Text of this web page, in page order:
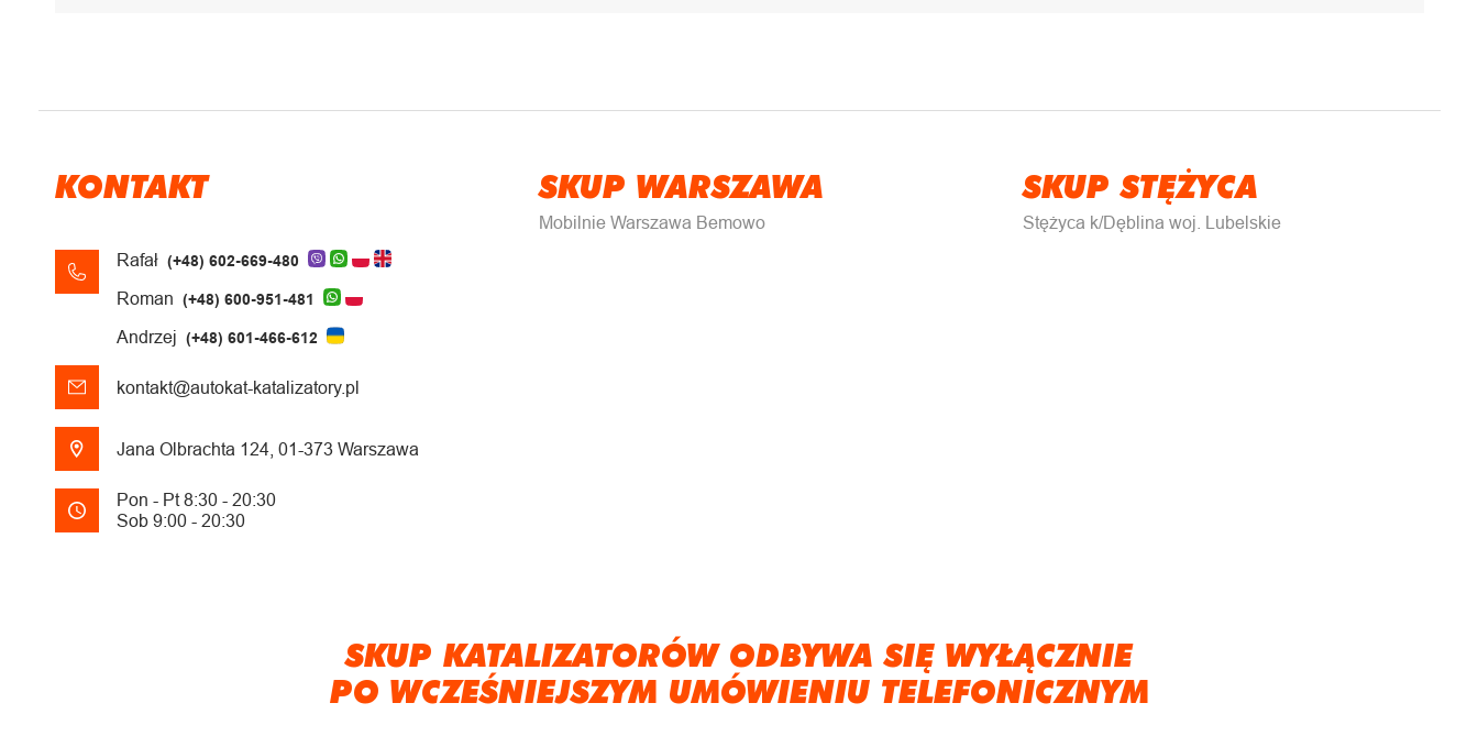
KONTAKT
Rafał (+48) 602-669-480
Roman (+48) 600-951-481
Andrzej (+48) 601-466-612
kontakt@autokat-katalizatory.pl
Jana Olbrachta 124, 01-373 Warszawa
Pon - Pt 8:30 - 20:30
Sob 9:00 - 20:30
SKUP WARSZAWA
Mobilnie Warszawa Bemowo
SKUP STĘŻYCA
Stężyca k/Dęblina woj. Lubelskie
SKUP KATALIZATORÓW ODBYWA SIĘ WYŁĄCZNIE
PO WCZEŚNIEJSZYM UMÓWIENIU TELEFONICZNYM